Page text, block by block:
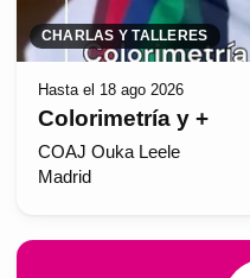
CHARLAS Y TALLERES
Hasta el 18 ago 2026
Colorimetría y +
COAJ Ouka Leele
Madrid